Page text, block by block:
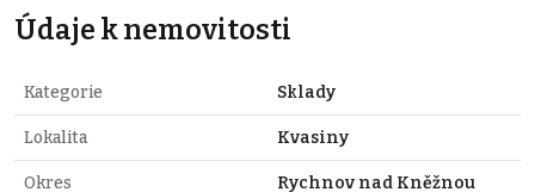
Údaje k nemovitosti
Kategorie Sklady
Lokalita Kvasiny
Okres Rychnov nad Kněžnou